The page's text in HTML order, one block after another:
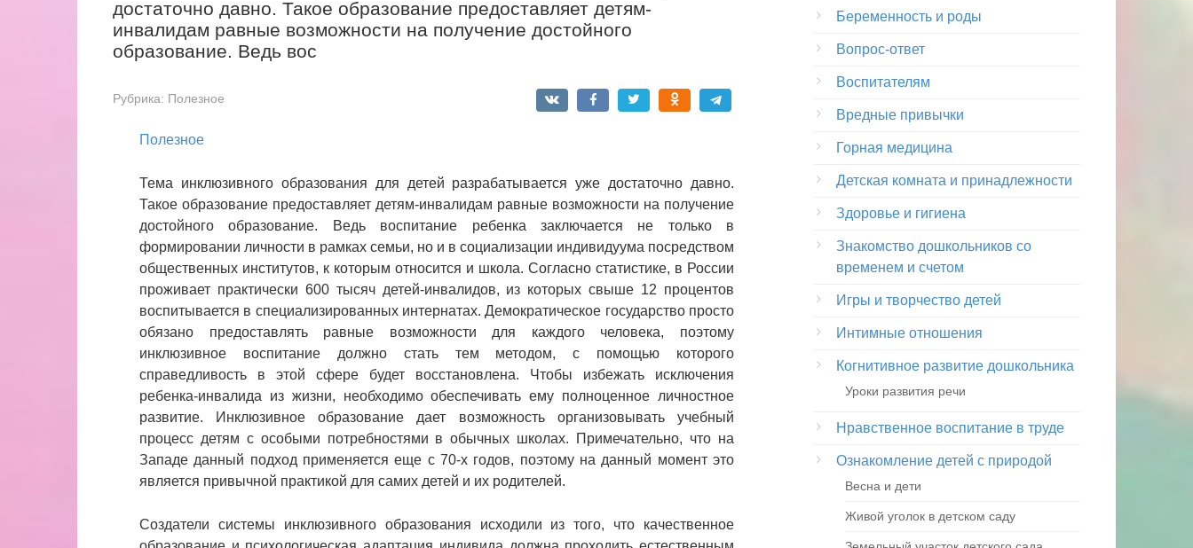
достаточно давно. Такое образование предоставляет детям-
инвалидам равные возможности на получение достойного
образование. Ведь вос
Рубрика: Полезное
Полезное
Тема инклюзивного образования для детей разрабатывается уже достаточно давно.
Такое образование предоставляет детям-инвалидам равные возможности на получение
достойного образование. Ведь воспитание ребенка заключается не только в
формировании личности в рамках семьи, но и в социализации индивидуума посредством
общественных институтов, к которым относится и школа. Согласно статистике, в России
проживает практически 600 тысяч детей-инвалидов, из которых свыше 12 процентов
воспитывается в специализированных интернатах. Демократическое государство просто
обязано предоставлять равные возможности для каждого человека, поэтому
инклюзивное воспитание должно стать тем методом, с помощью которого
справедливость в этой сфере будет восстановлена. Чтобы избежать исключения
ребенка-инвалида из жизни, необходимо обеспечивать ему полноценное личностное
развитие. Инклюзивное образование дает возможность организовывать учебный
процесс детям с особыми потребностями в обычных школах. Примечательно, что на
Западе данный подход применяется еще с 70-х годов, поэтому на данный момент это
является привычной практикой для самих детей и их родителей.
Создатели системы инклюзивного образования исходили из того, что качественное
Беременность и роды
Вопрос-ответ
Воспитателям
Вредные привычки
Горная медицина
Детская комната и принадлежности
Здоровье и гигиена
Знакомство дошкольников со
временем и счетом
Игры и творчество детей
Интимные отношения
Когнитивное развитие дошкольника
Уроки развития речи
Нравственное воспитание в труде
Ознакомление детей с природой
Весна и дети
Живой уголок в детском саду